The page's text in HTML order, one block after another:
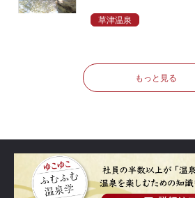
草津温泉
もっと見る